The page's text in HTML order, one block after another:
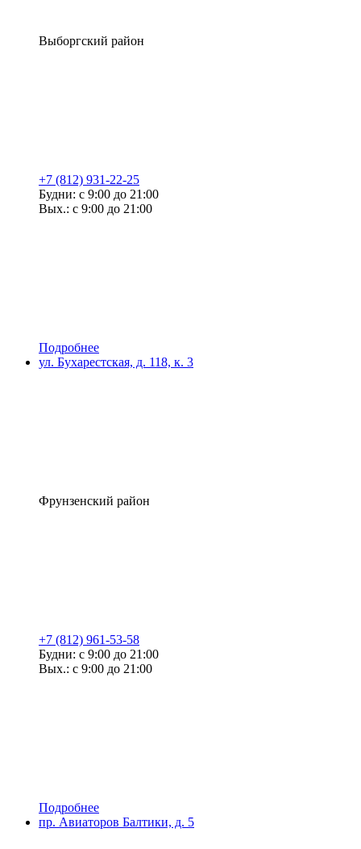
Выборгский район
+7 (812) 931-22-25
Будни: с 9:00 до 21:00
Вых.: с 9:00 до 21:00
Подробнее
ул. Бухарестская, д. 118, к. 3
Фрунзенский район
+7 (812) 961-53-58
Будни: с 9:00 до 21:00
Вых.: с 9:00 до 21:00
Подробнее
пр. Авиаторов Балтики, д. 5